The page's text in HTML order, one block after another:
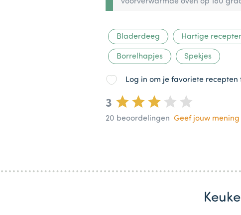
Bladerdeeg Hartige
Borrelhapjes Spekjes
Log in om je favoriete recepten
3
20 beoordelingen Geef jouw mening